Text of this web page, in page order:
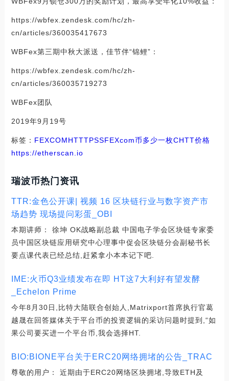
https://wbfex.zendesk.com/hc/zh-
cn/articles/360035417673
WBFex第三期中秋大派送，佳节伴“锦鲤”：
https://wbfex.zendesk.com/hc/zh-
cn/articles/360035719273
WBFex团队
2019年9月19号
标签： FEXCOMHTTTPSSFEXcom币多少一枚CHTT价格
https://etherscan.io
瑞波币热门资讯
TTR:金色公开课| 视频 16 区块链行业与数字资产市
场趋势 现场提问彩蛋_OBI
本期讲师： 徐坤 OK战略副总裁 中国电子学会区块链专家委
员中国区块链应用研究中心理事中促会区块链分会副秘书长
要点课代表已经总结,赶紧拿小本本记下吧.
IME:火币Q3业绩发布在即 HT这7大利好有望发酵
_Echelon Prime
今年8月30日,比特大陆联合创始人,Matrixport首席执行官葛
越晟在回答媒体关于平台币的投资逻辑的采访问题时提到,“如
果公司要买进一个平台币,我会选择HT.
BIO:BIONE平台关于ERC20网络拥堵的公告_TRAC
尊敬的用户： 近期由于ERC20网络区块拥堵,导致ETH及